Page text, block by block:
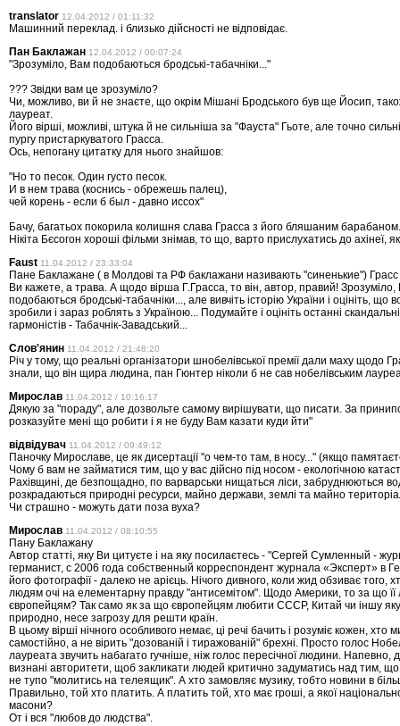
translator 12.04.2012 / 01:11:32
Машинний переклад. і близько дійсності не відповідає.
Пан Баклажан 12.04.2012 / 00:07:24
"Зрозуміло, Вам подобаються бродські-табачніки..."
??? Звідки вам це зрозуміло?
Чи, можливо, ви й не знаєте, що окрім Мішані Бродського був ще Йосип,
лауреат.
Його вірші, можливі, штука й не сильніша за "Фауста" Гьоте, але точно
пургу пристаркуватого Грасса.
Ось, непогану цитатку для нього знайшов:
"Но то песок. Один густо песок.
И в нем трава (коснись - обрежешь палец),
чей корень - если б был - давно иссох"
Бачу, багатьох покорила колишня слава Грасса з його бляшаним барабаном.
Нікіта Бєсогон хороші фільми знімав, то що, варто прислухатись до ахінеї,
Faust 11.04.2012 / 23:33:04
Пане Баклажане ( в Молдові та РФ баклажани називають "синенькие") Грасс
Ви кажете, а трава. А щодо вірша Г.Грасса, то він, автор, правий!
подобаються бродські-табачніки..., але вивчіть історію України і оцініть, що
зробили і зараз роблять з Україною... Подумайте і оцініть останні
гармоністів - Табачнік-Завадський...
Слов'янин 11.04.2012 / 21:48:20
Річ у тому, що реальні організатори шнобелівської премії дали маху щодо
знали, що він щира людина, пан Гюнтер ніколи б не сав нобелівським
Мирослав 11.04.2012 / 10:16:17
Дякую за "пораду", але дозвольте самому вирішувати, що писати. За
розказуйте мені що робити і я не буду Вам казати куди йти"
відвідувач 11.04.2012 / 09:49:12
Паночку Мирославе, це як дисертації "о чем-то там, в носу..." (якщо
Чому б вам не займатися тим, що у вас дійсно під носом - екологічною
Рахівщині, де безпощадно, по варварськи нищаться ліси, забруднюються
розкрадаються природні ресурси, майно держави, землі та майно
Чи страшно - можуть дати поза вуха?
Мирослав 11.04.2012 / 08:10:55
Пану Баклажану
Автор статті, яку Ви цитуєте і на яку посилаєтесь - "Сергей Сумленный -
германист, с 2006 года собственный корреспондент журнала «Эксперт» в
його фотографії - далеко не арієць. Нічого дивного, коли жид обзиває того,
людям очі на елементарну правду "антисемітом". Щодо Америки, то за що
європейцям? Так само як за що європейцям любити СССР, Китай чи іншу
природно, несе загрозу для решти країн.
В цьому вірші нічного особливого немає, ці речі бачить і розуміє кожен, хто
самостійно, а не вірить "дозованій і тиражованій" брехні. Просто голос
лауреата звучить набагато гучніше, ніж голос пересічної людини. Напевно,
визнані авторитети, щоб закликати людей критично задуматись над тим, що
не тупо "молитись на телеящик". А хто замовляє музику, тобто новини в
Правильно, той хто платить. А платить той, хто має гроші, а якої
масони?
От і вся "любов до людства".